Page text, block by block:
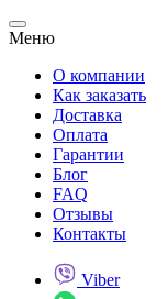
Меню
О компании
Как заказать
Доставка
Оплата
Гарантии
Блог
FAQ
Отзывы
Контакты
Viber